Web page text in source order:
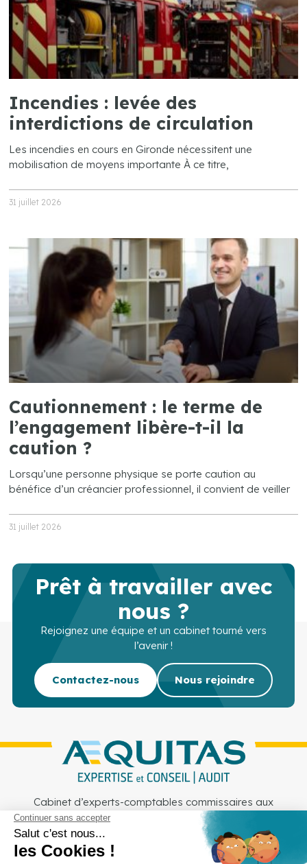
Incendies : levée des
interdictions de circulation
Les incendies en cours en Gironde nécessitent une
mobilisation de moyens importante À ce titre,
31 juillet 2026
Cautionnement : le terme de
l’engagement libère-t-il la
caution ?
Lorsqu’une personne physique se porte caution au
bénéfice d’un créancier professionnel, il convient de veiller
31 juillet 2026
Prêt à travailler avec
nous ?
Rejoignez une équipe et un cabinet tourné vers
l’avenir !
Contactez-nous Nous rejoindre
Cabinet d’experts-comptables commissaires aux
comptes sur Lille, Lens et Douai